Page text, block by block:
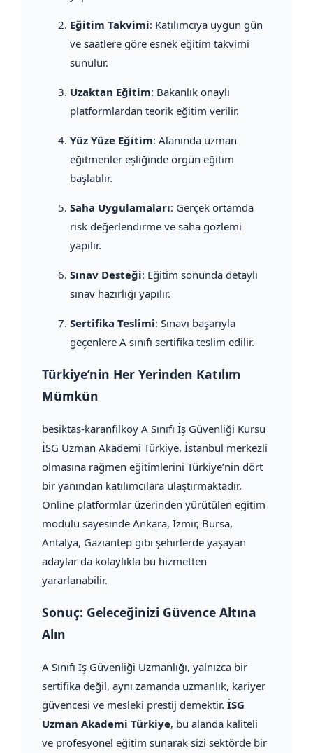
Eğitim Takvimi: Katılımcıya uygun gün
ve saatlere göre esnek eğitim takvimi
sunulur.
Uzaktan Eğitim: Bakanlık onaylı
platformlardan teorik eğitim verilir.
Yüz Yüze Eğitim: Alanında uzman
eğitmenler eşliğinde örgün eğitim
başlatılır.
Saha Uygulamaları: Gerçek ortamda
risk değerlendirme ve saha gözlemi
yapılır.
Sınav Desteği: Eğitim sonunda detaylı
sınav hazırlığı yapılır.
Sertifika Teslimi: Sınavı başarıyla
geçenlere A sınıfı sertifika teslim edilir.
Türkiye’nin Her Yerinden Katılım
Mümkün
besiktas-karanfilkoy A Sınıfı İş Güvenliği Kursu
İSG Uzman Akademi Türkiye, İstanbul merkezli
olmasına rağmen eğitimlerini Türkiye’nin dört
bir yanından katılımcılara ulaştırmaktadır.
Online platformlar üzerinden yürütülen eğitim
modülü sayesinde Ankara, İzmir, Bursa,
Antalya, Gaziantep gibi şehirlerde yaşayan
adaylar da kolaylıkla bu hizmetten
yararlanabilir.
Sonuç: Geleceğinizi Güvence Altına
Alın
A Sınıfı İş Güvenliği Uzmanlığı, yalnızca bir
sertifika değil, aynı zamanda uzmanlık, kariyer
güvencesi ve mesleki prestij demektir. İSG
Uzman Akademi Türkiye, bu alanda kaliteli
ve profesyonel eğitim sunarak sizi sektörde bir